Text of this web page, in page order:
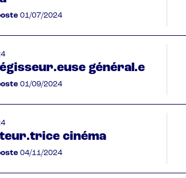
01/07/2024
général.e
01/09/2024
cinéma
04/11/2024